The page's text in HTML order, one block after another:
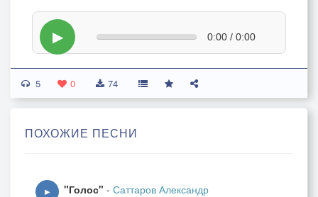
▶ 0:00 / 0:00
5 0 74
ПОХОЖИЕ ПЕСНИ
▶ "Голос" - Саттаров Александр